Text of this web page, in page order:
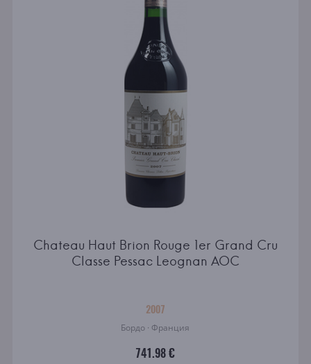
Chateau Haut Brion Rouge 1er Grand Cru
Classe Pessac Leognan AOC
2007
Бордо · Франция
741.98 €